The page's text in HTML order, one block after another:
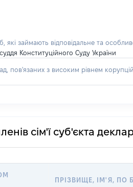
займають відповідальне та
Конституційного Суду України
пов'язаних з високим рівнем
сім'ї суб'єкта
ПРІЗВИЩЕ, ІМ'Я, ПО